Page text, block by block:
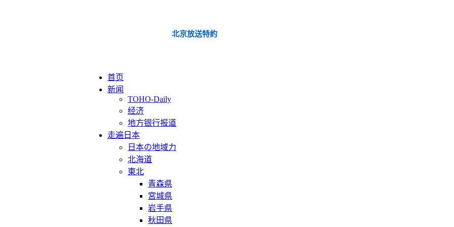
北京放送特約
首页
新闻
TOHO-Daily
经济
地方银行报道
走遍日本
日本の地域力
北海道
東北
青森県
宮城県
岩手県
秋田県